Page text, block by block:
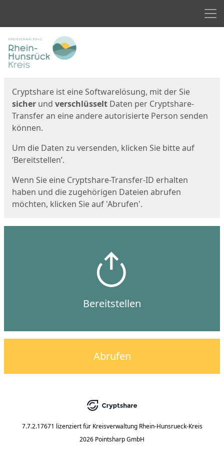
Start
Cryptshare ist eine Softwarelösung, mit der Sie
sicher und verschlüsselt Daten per Cryptshare-
Transfer an eine andere autorisierte Person senden
können.
Um die Daten zu versenden, klicken Sie bitte auf
‘Bereitstellen’.
Wenn Sie eine Cryptshare-Transfer-ID erhalten
haben und die zugehörigen Dateien abrufen
möchten, klicken Sie auf 'Abrufen'.
Bereitstellen
Abrufen
7.7.2.17671 lizenziert für Kreisverwaltung Rhein-Hunsrueck-Kreis
2026 Pointsharp GmbH